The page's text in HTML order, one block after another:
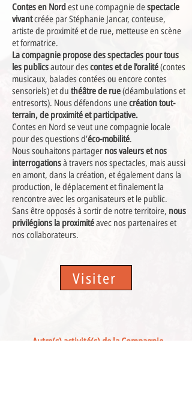
Contes en Nordest une compagnie despectacle
vivantcréée par Stéphanie Jancar, conteuse,
artiste de proximité et de rue, metteuse en scène
et formatrice.
La compagnie propose des spectacles pour tous
les publicsautour des contes et de l’oralité(contes
musicaux, balades contées ou encore contes
sensoriels) et du théâtre de rue(déambulations et
entresorts). Nous défendons unecréation tout-
terrain, de proximité et participative.
Contes en Nord se veut une compagnie locale
pour des questions d’éco-mobilité.
Nous souhaitons partager nos valeurs et nos
interrogationsà travers nos spectacles, mais aussi
en amont, dans la création, et également dans la
production, le déplacement et finalement la
rencontre avec les organisateurs et le public.
Sans être opposés à sortir de notre territoire, nous
privilégions la proximitéavec nos partenaires et
nos collaborateurs.
Visiter
Autre(s) activité(s) de la Compagnie